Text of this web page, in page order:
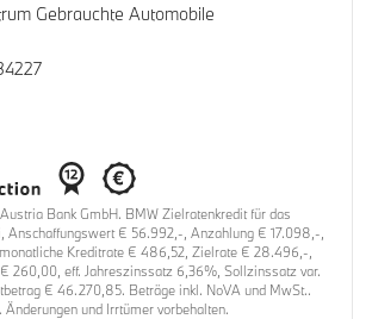
Gebrauchte Automobile
Bank GmbH. BMW Zielratenkredit für das
Anschaffungswert € 56.992,-, Anzahlung € 17.098,-,
Kreditrate € 486,52, Zielrate € 28.496,-,
260,00, eff. Jahreszinssatz 6,36%, Sollzinssatz var.
€ 46.270,85. Beträge inkl. NoVA und MwSt..
und Irrtümer vorbehalten.